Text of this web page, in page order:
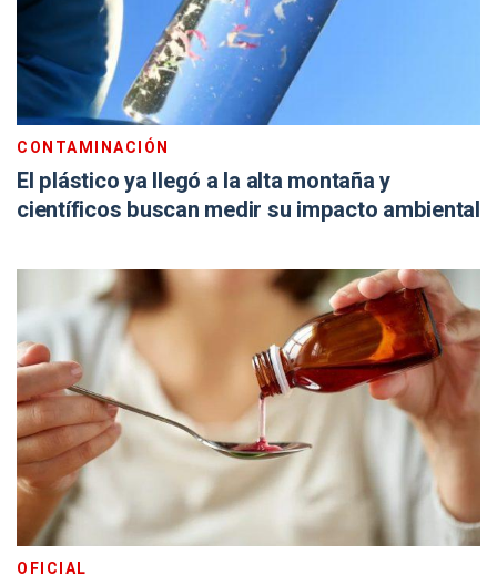
CONTAMINACIÓN
El plástico ya llegó a la alta montaña y
científicos buscan medir su impacto ambiental
OFICIAL